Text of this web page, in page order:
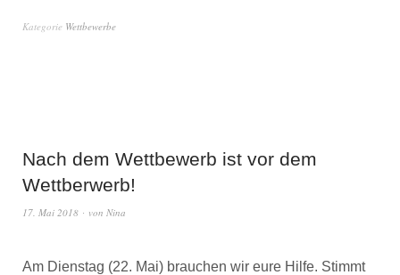
Kategorie Wettbewerbe
Nach dem Wettbewerb ist vor dem
Wettberwerb!
17. Mai 2018 von Nina
Am Dienstag (22. Mai) brauchen wir eure Hilfe. Stimmt